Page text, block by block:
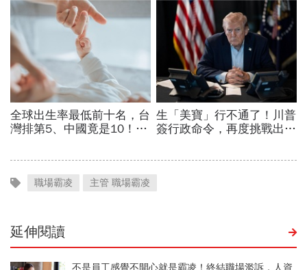
職場霸凌 主管 職場霸凌
延伸閱讀
不是員工感覺不開心就是霸凌！終結職場濫訴，人資